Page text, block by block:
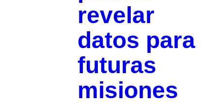
revelar
datos para
futuras
misiones